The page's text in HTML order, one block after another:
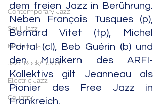
Contemporary Jazz
Soul Jazz
Modern Jazz
Jazz Rock/Fusion
Electric Jazz
Country
dem freien Jazz in Berührung.
Neben François Tusques (p),
Bernard Vitet (tp), Michel
Portal (cl), Beb Guérin (b) und
den Musikern des ARFI-
Kollektivs gilt Jeanneau als
Pionier des Free Jazz in
Frankreich.